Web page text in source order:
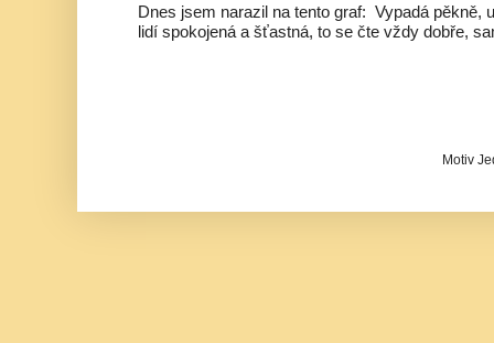
Dnes jsem narazil na tento graf: Vypadá pěkně,
lidí spokojená a šťastná, to se čte vždy dobře,
Motiv